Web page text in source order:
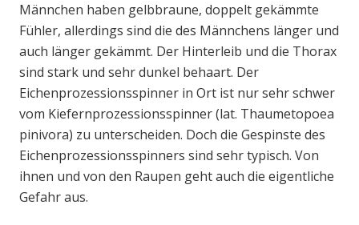
Männchen haben gelbbraune, doppelt gekämmte
Fühler, allerdings sind die des Männchens länger und
auch länger gekämmt. Der Hinterleib und die Thorax
sind stark und sehr dunkel behaart. Der
Eichenprozessionsspinner in Ort ist nur sehr schwer
vom Kiefernprozessionsspinner (lat. Thaumetopoea
pinivora) zu unterscheiden. Doch die Gespinste des
Eichenprozessionsspinners sind sehr typisch. Von
ihnen und von den Raupen geht auch die eigentliche
Gefahr aus.